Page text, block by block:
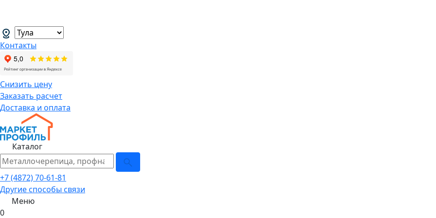
Контакты
Снизить цену
Заказать расчет
Доставка и оплата
Каталог
+7 (4872) 70-61-81
Другие способы связи
Меню
0